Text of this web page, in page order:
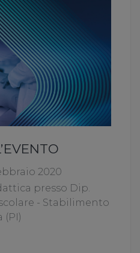
2020
presso Dip.
- Stabilimento
(PI)